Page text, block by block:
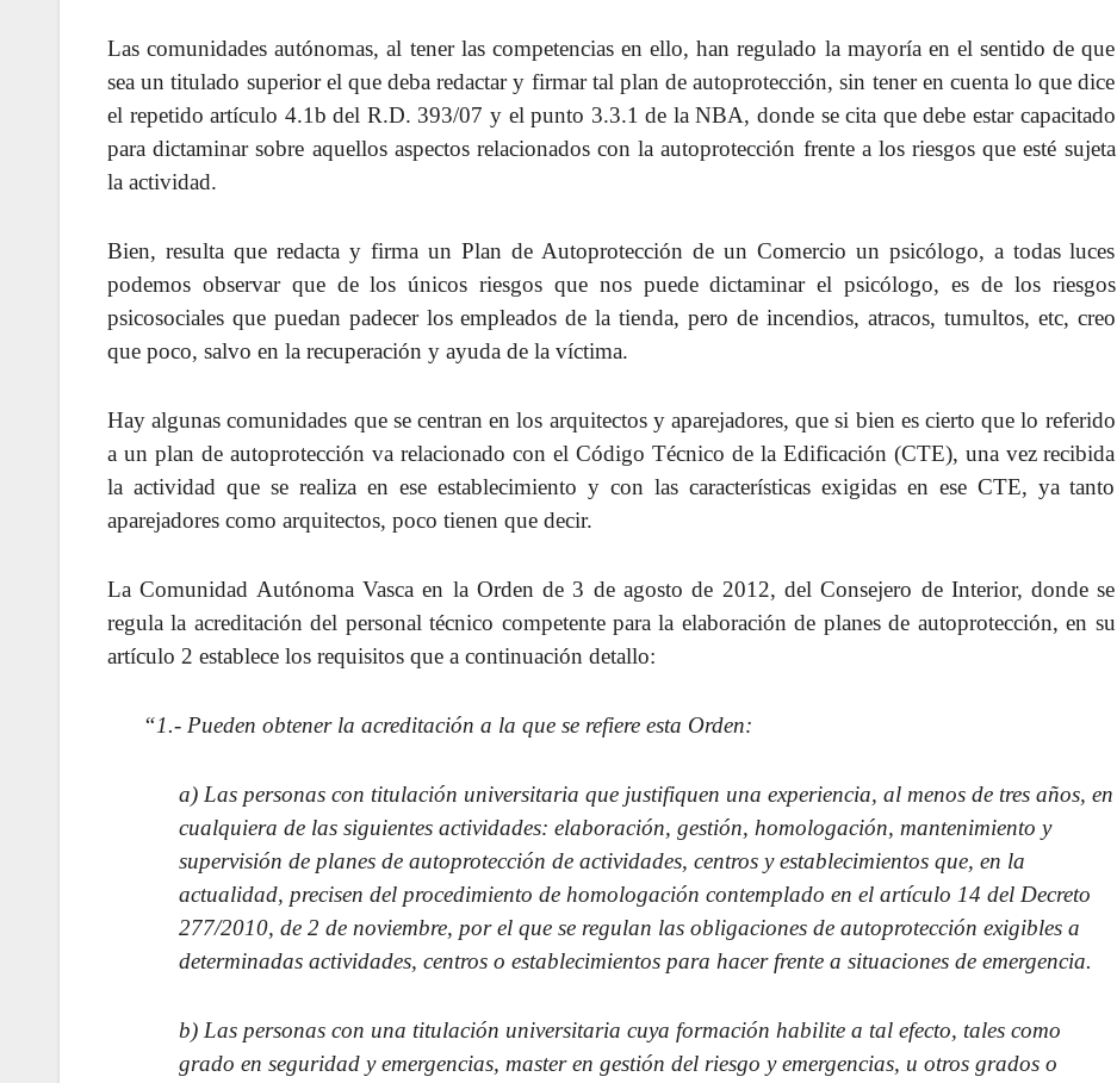
Las comunidades autónomas, al tener las competencias en ello, han regulado la mayoría en el sentido de que
sea un titulado superior el que deba redactar y firmar tal plan de autoprotección, sin tener en cuenta lo que dice
el repetido artículo 4.1b del R.D. 393/07 y el punto 3.3.1 de la NBA, donde se cita que debe estar capacitado
para dictaminar sobre aquellos aspectos relacionados con la autoprotección frente a los riesgos que esté sujeta
la actividad.
Bien, resulta que redacta y firma un Plan de Autoprotección de un Comercio un psicólogo, a todas luces
podemos observar que de los únicos riesgos que nos puede dictaminar el psicólogo, es de los riesgos
psicosociales que puedan padecer los empleados de la tienda, pero de incendios, atracos, tumultos, etc, creo
que poco, salvo en la recuperación y ayuda de la víctima.
Hay algunas comunidades que se centran en los arquitectos y aparejadores, que si bien es cierto que lo referido
a un plan de autoprotección va relacionado con el Código Técnico de la Edificación (CTE), una vez recibida
la actividad que se realiza en ese establecimiento y con las características exigidas en ese CTE, ya tanto
aparejadores como arquitectos, poco tienen que decir.
La Comunidad Autónoma Vasca en la Orden de 3 de agosto de 2012, del Consejero de Interior, donde se
regula la acreditación del personal técnico competente para la elaboración de planes de autoprotección, en su
artículo 2 establece los requisitos que a continuación detallo:
“1.- Pueden obtener la acreditación a la que se refiere esta Orden:
a) Las personas con titulación universitaria que justifiquen una experiencia, al menos de tres años, en
cualquiera de las siguientes actividades: elaboración, gestión, homologación, mantenimiento y
supervisión de planes de autoprotección de actividades, centros y establecimientos que, en la
actualidad, precisen del procedimiento de homologación contemplado en el artículo 14 del Decreto
277/2010, de 2 de noviembre, por el que se regulan las obligaciones de autoprotección exigibles a
determinadas actividades, centros o establecimientos para hacer frente a situaciones de emergencia.
b) Las personas con una titulación universitaria cuya formación habilite a tal efecto, tales como
grado en seguridad y emergencias, master en gestión del riesgo y emergencias, u otros grados o